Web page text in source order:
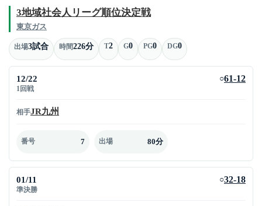
3地域社会人リーグ順位決定戦
東京ガス
出場3試合 時間226分 T2 G0 PG0 DG0
12/22
1回戦
○61-12
相手JR九州
番号 7 出場 80分
01/11
準決勝
○32-18